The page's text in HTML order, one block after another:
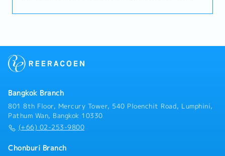
務内容：お客様のニーズに応じた電子部品を調達し販売
訪問の頻度は週1回程度です。顧客訪問時は運転手付き
存顧客との強固なビジネス関係を維持・既存顧客との新
要望を満たすために海外サプライヤーと交渉・社内チー
ムと連携し、売上目標の達成を目指す・潜在顧客に対し
て電話営業を行い、商談の機会を設定・戦略的な購買判
断を支援するため、世界的な市場動向や部品の供給状況
ジメントに提出
Bangkok Branch
801 8th Floor, Mercury Tower, 540 Ploenchit Road, Lumphini,
Pathum Wan, Bangkok 10330
(+66) 02-253-9800
Chonburi Branch